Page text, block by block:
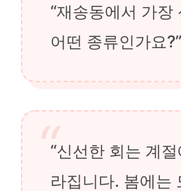
“재송동에서 가장
어떤 종류인가요?”
“신선한 회는 계
라집니다. 봄에는